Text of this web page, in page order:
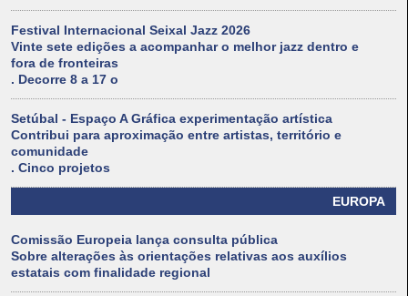
Festival Internacional Seixal Jazz 2026
Vinte sete edições a acompanhar o melhor jazz dentro e
fora de fronteiras
. Decorre 8 a 17 o
Setúbal - Espaço A Gráfica experimentação artística
Contribui para aproximação entre artistas, território e
comunidade
. Cinco projetos
EUROPA
Comissão Europeia lança consulta pública
Sobre alterações às orientações relativas aos auxílios
estatais com finalidade regional